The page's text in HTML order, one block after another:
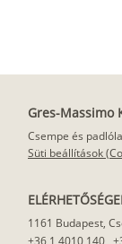
Gres-Massimo
Csempe és
Süti beállítások
1161 Budapest,